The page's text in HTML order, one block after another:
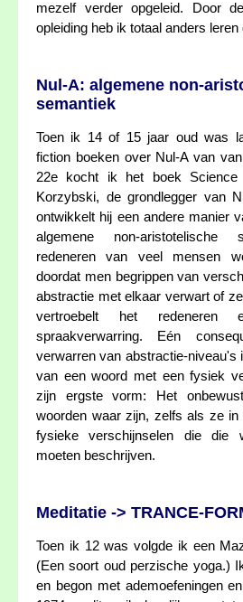
mezelf verder opgeleid. Door
opleiding heb ik totaal anders leren
Nul-A: algemene non-
semantiek
Toen ik 14 of 15 jaar oud was
fiction boeken over Nul-A van
22e kocht ik het boek Science
Korzybski, de grondlegger van
ontwikkelt hij een andere manier
algemene non-aristotelische
redeneren van veel mensen
doordat men begrippen van
abstractie met elkaar verwart of
vertroebelt het redeneren
spraakverwarring. Eén
verwarren van abstractie-niveau's
van een woord met een fysiek
zijn ergste vorm: Het
woorden waar zijn, zelfs als ze
fysieke verschijnselen die die
moeten beschrijven.
Meditatie -> TRANCE-
Toen ik 12 was volgde ik een
(Een soort oud perzische yoga.)
en begon met ademoefeningen